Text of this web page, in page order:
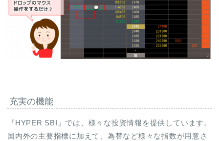
充実の機能
『HYPER SBI』では、様々な投資情報を提供しています。
国内外の主要指標に加えて、為替など様々な指数が用意さ